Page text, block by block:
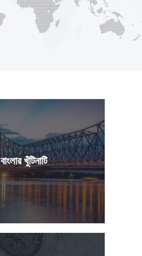
বাংলার খুঁটিনাটি